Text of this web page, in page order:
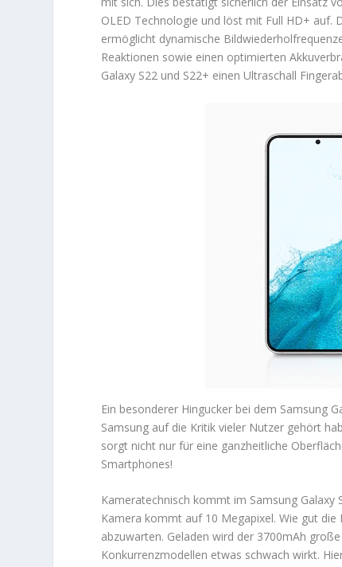
OLED Technologie und löst mit Full HD+ auf.
ermöglicht dynamische
Reaktionen sowie einen optimierten
Galaxy S22 und S22+ einen Ultraschall
Ein besonderer Hingucker bei dem Samsung
Samsung auf die Kritik vieler Nutzer gehört
sorgt nicht nur für eine ganzheitliche
Smartphones!
Kameratechnisch kommt im Samsung Galaxy
Kamera kommt auf 10 Megapixel. Wie gut
abzuwarten. Geladen wird der 3700mAh
Konkurrenzmodellen etwas schwach wirkt.